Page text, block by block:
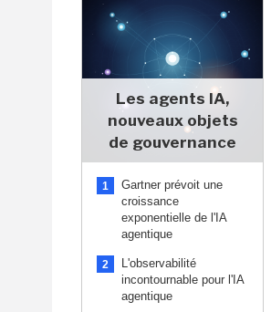
Les agents IA,
nouveaux objets
de gouvernance
1
Gartner prévoit une
croissance
exponentielle de l'IA
agentique
2
L'observabilité
incontournable pour l'IA
agentique